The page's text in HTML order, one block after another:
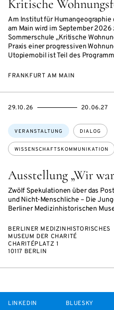
Kritische
Am Institut für
am Main wird im September 2026
Sommerschule „Kritische
Praxis einer progressiven
Utopiemobil ist Teil des
FRANKFURT AM MAIN
Ausstellung „Wir
Zwölf Spekulationen über das
und Nicht-Menschliche – Die
Berliner Medizinhistorischen
Themen:
VERANSTALTUNG DIALOG
WISSENSCHAFTSKOMMUNIKATION
EVENTBEGINSON
29.10.26
EVENTENDSON 20.06.27
BERLINER MEDIZINHISTORISCHES
MUSEUM DER CHARITÉ
CHARITÉPLATZ 1
10117 BERLIN
LINKEDIN BLUESKY